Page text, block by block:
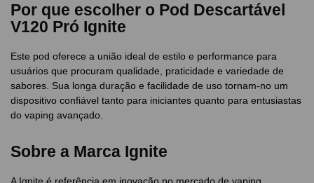
Por que escolher o Pod Descartável
V120 Pró Ignite
Este pod oferece a união ideal de estilo e performance para
usuários que procuram qualidade, praticidade e variedade de
sabores. Sua longa duração e facilidade de uso tornam-no um
dispositivo confiável tanto para iniciantes quanto para entusiastas
do vaping avançado.
Sobre a Marca Ignite